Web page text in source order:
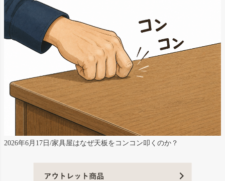
2026年6月17日/家具屋はなぜ天板をコンコン叩くのか？